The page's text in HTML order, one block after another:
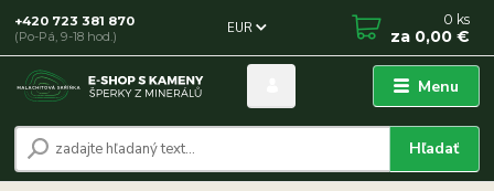
Menu
EUR
Hľadať
+420 723 381 870
(Po-Pá, 9-18 hod.)
0 ks
za 0,00 €